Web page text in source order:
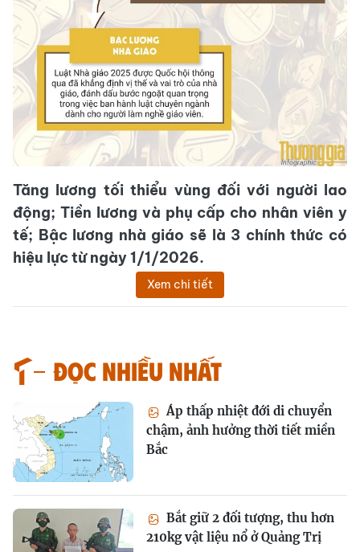
Tăng lương tối thiểu vùng đối với người lao
động; Tiền lương và phụ cấp cho nhân viên y
tế; Bậc lương nhà giáo sẽ là 3 chính thức có
hiệu lực từ ngày 1/1/2026.
Xem chi tiết
Đọc nhiều nhất
Áp thấp nhiệt đới di chuyển
chậm, ảnh hưởng thời tiết miền
Bắc
Bắt giữ 2 đối tượng, thu hơn
210kg vật liệu nổ ở Quảng Trị